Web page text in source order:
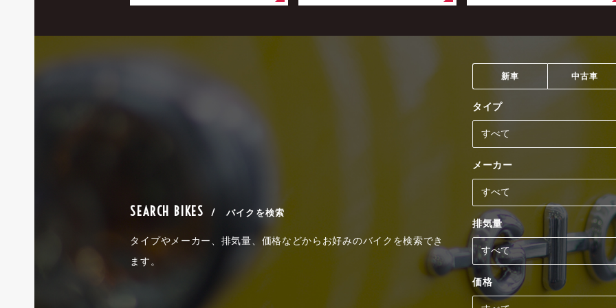
SEARCH BIKES / バイクを検索
タイプやメーカー、排気量、価格などからお好みのバイクを検索でき
ます。
新車 中古車
タイプ
メーカー
排気量
価格